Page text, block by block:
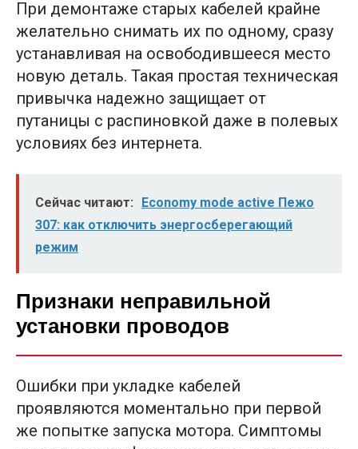
При демонтаже старых кабелей крайне
желательно снимать их по одному, сразу
устанавливая на освободившееся место
новую деталь. Такая простая техническая
привычка надежно защищает от
путаницы с распиновкой даже в полевых
условиях без интернета.
Сейчас читают:
Economy mode active Пежо
307: как отключить энергосберегающий
режим
Признаки неправильной
установки проводов
Ошибки при укладке кабелей
проявляются моментально при первой
же попытке запуска мотора. Симптомы